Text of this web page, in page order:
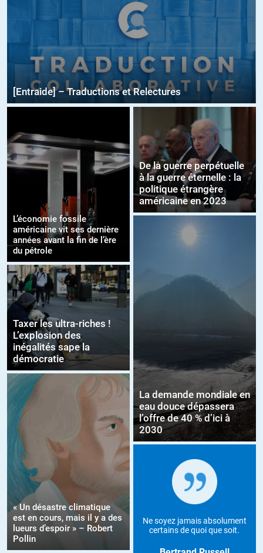
[Entraide] – Traductions et Relectures
L’économie fossile
américaine vit ses dernière
années avant la fin de l’ère
du pétrole
Taxer les ultra-riches !
L’explosion des
inégalités sape la
démocratie
« Un désastre climatique
est en cours, mais il y a des
lueurs d’espoir » – Robert
Pollin
De la guerre perpétuelle
à la guerre éternelle : la
politique étrangère
américaine en 2023
La demande mondiale en
eau douce dépassera
l’offre de 40 % d’ici à
2030
Ne soyez jamais absolument
certains de quoi que soit.